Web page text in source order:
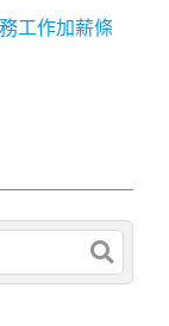
工作加薪條